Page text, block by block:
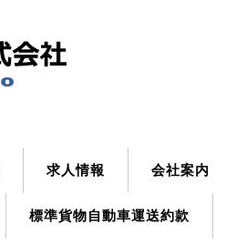
求人情報 会社案内
標準貨物自動車運送約款